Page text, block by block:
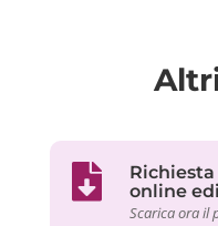
online
Scarica ora il